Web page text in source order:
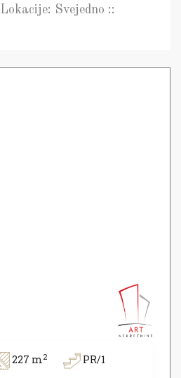
Svejedno ::
227 m2 PR/1